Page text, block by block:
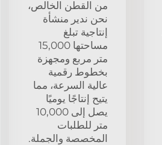
من القطن الخالص،
نحن ندير منشأة
إنتاجية تبلغ
مساحتها 15,000
متر مربع ومجهزة
بخطوط رقمية
عالية السرعة، مما
يتيح إنتاجًا يوميًا
يصل إلى 10,000
متر للطلبات
المخصصة والجملة.